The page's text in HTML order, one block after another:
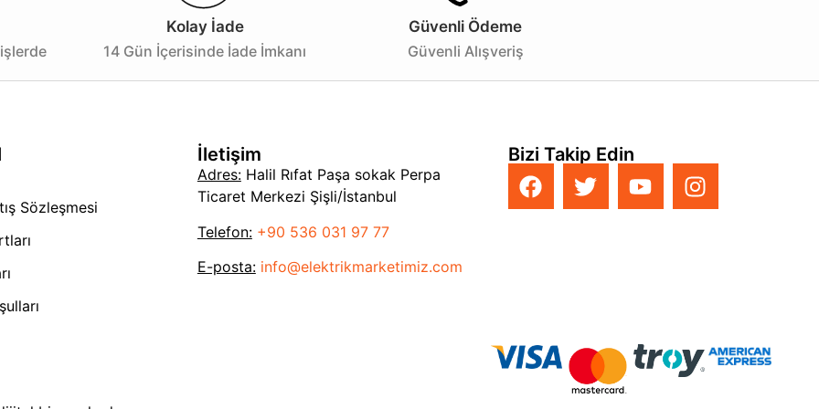
Kolay İade
14 Gün İçerisinde İade İmkanı
Güvenli Ödeme
Güvenli Alışveriş
Sözleşmesi
İletişim
Adres:Halil Rıfat Paşa sokak Perpa
Ticaret Merkezi Şişli/İstanbul
Telefon: +90 536 031 97 77
E-posta: info@elektrikmarketimiz.com
Bizi Takip Edin